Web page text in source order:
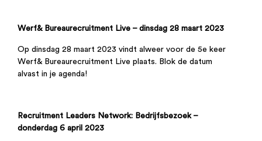
Werf& Bureaurecruitment Live – dinsdag 28 maart 2023
Op dinsdag 28 maart 2023 vindt alweer voor de 5e keer
Werf& Bureaurecruitment Live plaats. Blok de datum
alvast in je agenda!
Recruitment Leaders Network: Bedrijfsbezoek –
donderdag 6 april 2023